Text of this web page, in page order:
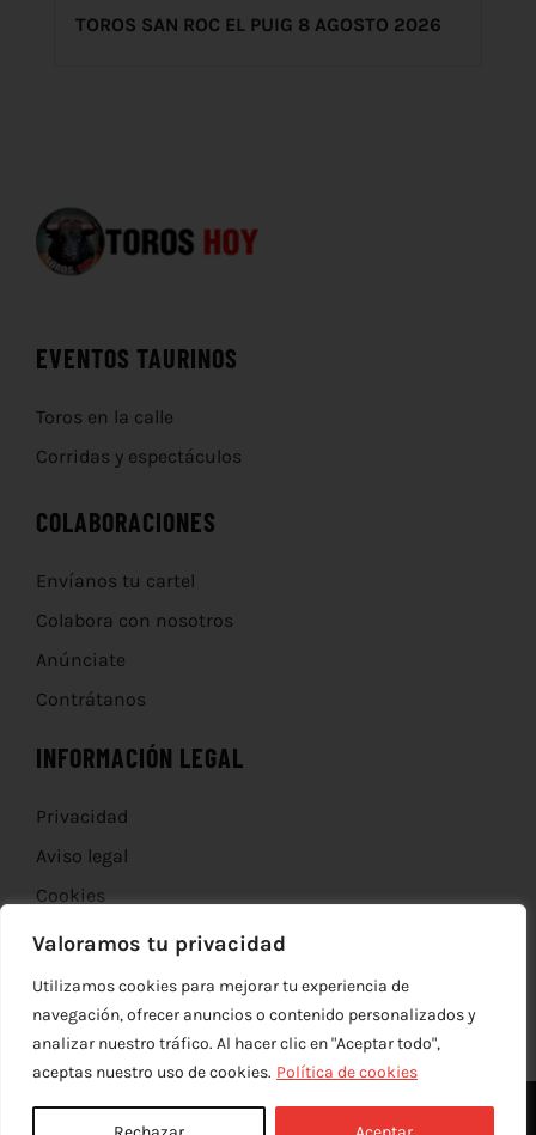
Valoramos tu privacidad
Utilizamos cookies para mejorar tu experiencia de
navegación, ofrecer anuncios o contenido personalizados y
analizar nuestro tráfico. Al hacer clic en "Aceptar todo",
aceptas nuestro uso de cookies. Política de cookies
TOROS SAN ROC EL PUIG 8 AGOSTO 2026
EVENTOS TAURINOS
Toros en la calle
Corridas y espectáculos
COLABORACIONES
Envíanos tu cartel
Colabora con nosotros
Anúnciate
Contrátanos
INFORMACIÓN LEGAL
Privacidad
Aviso legal
Cookies
Devoluciones